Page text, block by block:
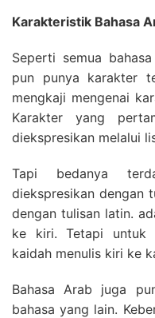
Karakteristik Bahasa
Seperti semua
pun punya karakter
mengkaji mengenai
Karakter yang
diekspresikan melalui
Tapi bedanya
diekspresikan dengan
dengan tulisan latin.
ke kiri. Tetapi untuk
kaidah menulis kiri ke
Bahasa Arab juga
bahasa yang lain.